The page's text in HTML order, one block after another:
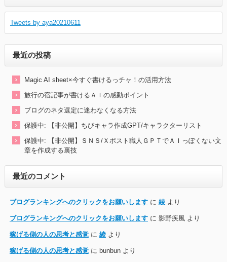
Tweets by aya20210611
最近の投稿
Magic AI sheet×今すぐ書けるっチャ！の活用方法
旅行の宿記事が書けるＡＩの感動ポイント
ブログのネタ選定に迷わなくなる方法
保護中: 【非公開】ちびキャラ作成GPT/キャラクターリスト
保護中: 【非公開】ＳＮＳ/Ｘポスト職人ＧＰＴでＡＩっぽくない文
章を作成する裏技
最近のコメント
ブログランキングへのクリックをお願いしますに 綾より
ブログランキングへのクリックをお願いしますに 影野疾風より
稼げる側の人の思考と感覚に 綾より
稼げる側の人の思考と感覚に bunbunより